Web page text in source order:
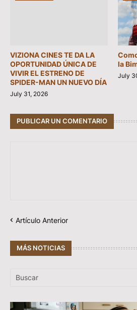
VIZIONA CINES TE DA LA
OPORTUNIDAD ÚNICA DE
VIVIR EL ESTRENO DE
SPIDER-MAN UN NUEVO DÍA
July 31, 2026
la
July
PUBLICAR UN COMENTARIO
Artículo Anterior
MÁS NOTICIAS